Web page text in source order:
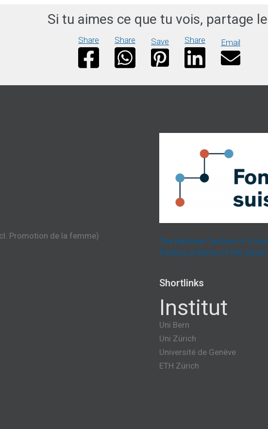
Si tu aimes ce que tu vois, partage
Share Share Save Share Email
Promotion de la femme)
The National Centres of
funding scheme of the
Shortlinks
Institut
Uni Bern
Uni Zürich
Université de Genève
ETH Zürich